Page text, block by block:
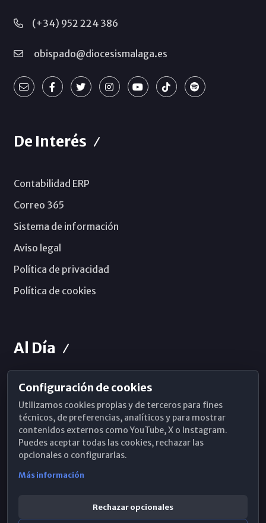
(+34) 952 224 386
obispado@diocesismalaga.es
De Interés
Contabilidad ERP
Correo 365
Sistema de información
Aviso legal
Política de privacidad
Política de cookies
Al Día
Horarios de Misa
Hemeroteca
WhatsApp
Configuración de cookies
Utilizamos cookies propias y de terceros para fines
técnicos, de preferencias, analíticos y para mostrar
contenidos externos como YouTube, X o Instagram.
Puedes aceptar todas las cookies, rechazar las
opcionales o configurarlas.
Más información
Rechazar opcionales